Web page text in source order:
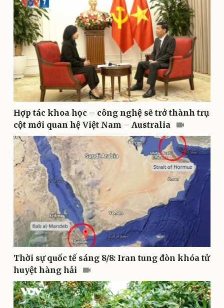
Kinh tế
Bất động sản
Khởi nghiệp
Thị trường
Giá vàng
Tiêu dùng
Tỷ giá
Chứng khoán
Giá cà phê
Pháp luật
Vụ án
Tin nóng
Tư vấn luật
Quân sự - Quốc phòng
Phân tích
Hợp tác khoa học – công nghệ sẽ trở thành trụ
cột mới quan hệ Việt Nam – Australia
Thời sự quốc tế sáng 8/8: Iran tung đòn khóa tử
huyệt hàng hải